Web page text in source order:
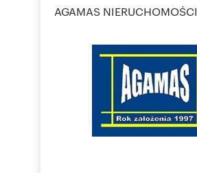
AGAMAS NIERUCHOMOŚCI